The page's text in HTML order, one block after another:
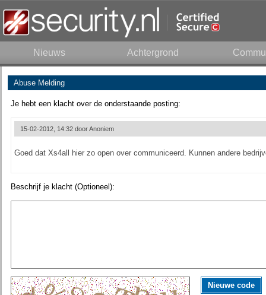
Nieuws Achtergrond
Abuse Melding
Je hebt een klacht over de onderstaande posting:
15-02-2012, 14:32 doorAnoniem
Goed dat Xs4all hier zo open over communiceerd. Kunnen andere
Beschrijf je klacht (Optioneel):
Nieuwe code